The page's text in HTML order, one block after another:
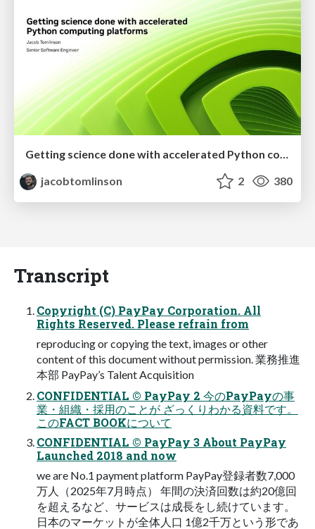
jacobtomlinson
2 380
Transcript
Copyright (C) PayPay Corporation. All
Rights Reserved. Please refrain from
reproducing or copying the text, images or other
content of this document without permission. 業務推進
本部 PayPay’s Talent Acquisition
CONFIDENTIAL © PayPay 2 今のPayPayの事
業・組織・採用のことが ざっくりわかる資料です。
このFACT BOOKについて
CONFIDENTIAL © PayPay 3 About PayPay
Launched 2018 and now
we are No.1 payment platform PayPay登録者数7,000
万人（2025年7月時点） 年間の決済回数は約20億回
を超えるなど、サービスは成長をし続けています。
日本のマーケットが全体人口 1億2千万という形であ